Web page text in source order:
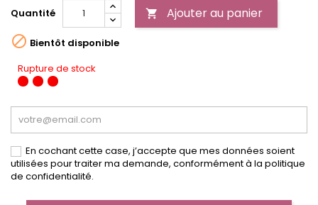
Quantité  Ajouter au panier
 Bientôt disponible
Rupture de stock
En cochant cette case, j’accepte que mes données soient
utilisées pour traiter ma demande, conformément à la politique
de confidentialité.